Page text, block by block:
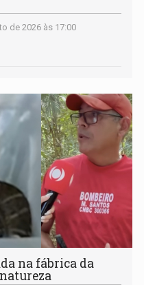
de 2026 às 17:00
na fábrica da